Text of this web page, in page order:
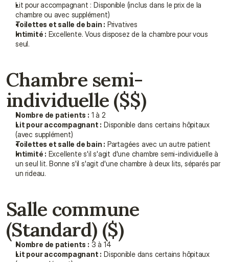
Lit pour accompagnant : Disponible (inclus dans le prix de la
chambre ou avec supplément)
Toilettes et salle de bain : Privatives
Intimité : Excellente. Vous disposez de la chambre pour vous
seul.
Chambre semi-
individuelle ($$)
Nombre de patients : 1 à 2
Lit pour accompagnant : Disponible dans certains hôpitaux
(avec supplément)
Toilettes et salle de bain : Partagées avec un autre patient
Intimité : Excellente s'il s'agit d'une chambre semi-individuelle à
un seul lit. Bonne s'il s'agit d'une chambre à deux lits, séparés par
un rideau.
Salle commune
(Standard) ($)
Nombre de patients : 3 à 14
Lit pour accompagnant : Disponible dans certains hôpitaux